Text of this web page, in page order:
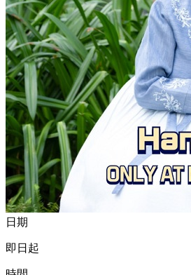
日期
即日起